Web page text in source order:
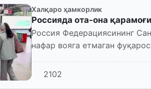
Халқаро ҳамкорлик
Россияда ота-она
Россия Федерациясининг
нафар вояга етмаган
2102